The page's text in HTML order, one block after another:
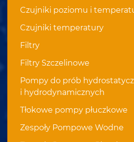
Czujniki poziomu i
Czujniki temperatury
Filtry
Filtry Szczelinowe
Pompy do prób
i hydrodynamicznych
Tłokowe pompy płuczkowe
Zespoły Pompowe Wodne